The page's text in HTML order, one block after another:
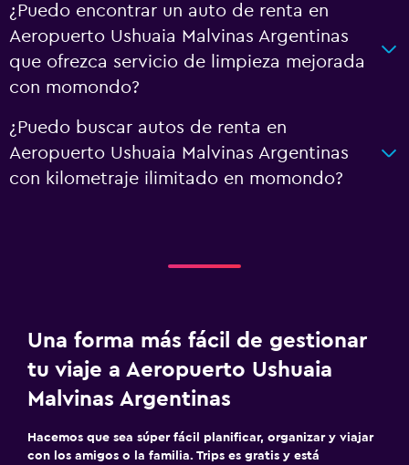
¿Puedo encontrar un auto de renta en
Aeropuerto Ushuaia Malvinas Argentinas
que ofrezca servicio de limpieza mejorada
con momondo?
¿Puedo buscar autos de renta en
Aeropuerto Ushuaia Malvinas Argentinas
con kilometraje ilimitado en momondo?
Una forma más fácil de gestionar
tu viaje a Aeropuerto Ushuaia
Malvinas Argentinas
Hacemos que sea súper fácil planificar, organizar y viajar
con los amigos o la familia. Trips es gratis y está